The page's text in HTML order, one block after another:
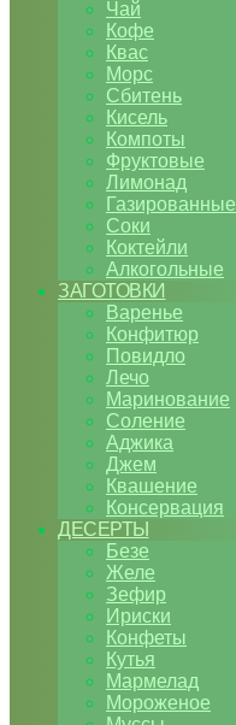
Чай
Кофе
Квас
Морс
Сбитень
Кисель
Компоты
Фруктовые
Лимонад
Газированные
Соки
Коктейли
Алкогольные
ЗАГОТОВКИ
Варенье
Конфитюр
Повидло
Лечо
Маринование
Соление
Аджика
Джем
Квашение
Консервация
ДЕСЕРТЫ
Безе
Желе
Зефир
Ириски
Конфеты
Кутья
Мармелад
Мороженое